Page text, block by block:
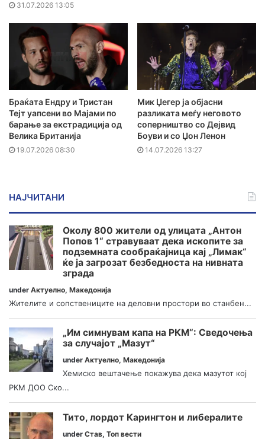
31.07.2026 13:05
Браќата Ендру и Тристан
Тејт уапсени во Мајами по
барање за екстрадиција од
Велика Британија
19.07.2026 08:30
Мик Џегер ја објасни
разликата меѓу неговото
соперништво со Дејвид
Боуви и со Џон Ленон
14.07.2026 13:27
НАЈЧИТАНИ
Околу 800 жители од улицата „Антон
Попов 1“ стравуваат дека ископите за
подземната сообраќајница кај „Лимак“
ќе ја загрозат безбедноста на нивната
зграда
under Актуелно, Македонија
Жителите и сопствениците на деловни простори во станбен...
„Им симнувам капа на РКМ“: Сведочења
за случајот „Мазут“
under Актуелно, Македонија
Хемиско вештачење покажува дека мазутот кој
РКМ ДОО Ско...
Тито, лордот Карингтон и либералите
under Став, Топ вести